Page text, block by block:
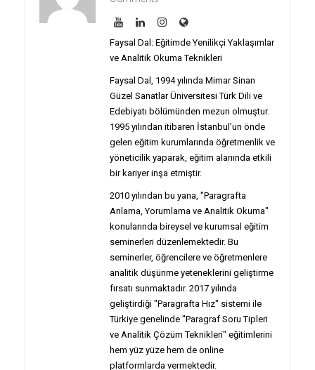
Faysal Dal: Eğitimde Yenilikçi Yaklaşımlar
ve Analitik Okuma Teknikleri
Faysal Dal, 1994 yılında Mimar Sinan
Güzel Sanatlar Üniversitesi Türk Dili ve
Edebiyatı bölümünden mezun olmuştur.
1995 yılından itibaren İstanbul’un önde
gelen eğitim kurumlarında öğretmenlik ve
yöneticilik yaparak, eğitim alanında etkili
bir kariyer inşa etmiştir.
2010 yılından bu yana, "Paragrafta
Anlama, Yorumlama ve Analitik Okuma"
konularında bireysel ve kurumsal eğitim
seminerleri düzenlemektedir. Bu
seminerler, öğrencilere ve öğretmenlere
analitik düşünme yeteneklerini geliştirme
fırsatı sunmaktadır. 2017 yılında
geliştirdiği "Paragrafta Hız" sistemi ile
Türkiye genelinde "Paragraf Soru Tipleri
ve Analitik Çözüm Teknikleri" eğitimlerini
hem yüz yüze hem de online
platformlarda vermektedir.